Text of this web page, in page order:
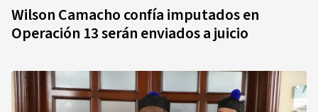
Wilson Camacho confía imputados en
Operación 13 serán enviados a juicio